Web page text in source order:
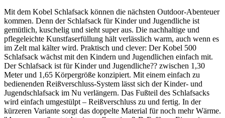
Mit dem Kobel Schlafsack können die nächsten Outdoor-Abenteuer
kommen. Denn der Schlafsack für Kinder und Jugendliche ist
gemütlich, kuschelig und sieht super aus. Die nachhaltige und
pflegeleichte Kunstfaserfüllung hält verlässlich warm, auch wenn es
im Zelt mal kälter wird. Praktisch und clever: Der Kobel 500
Schlafsack wächst mit den Kindern und Jugendlichen einfach mit.
Der Schlafsack ist für Kinder und Jugendliche?? zwischen 1,30
Meter und 1,65 Körpergröße konzipiert. Mit einem einfach zu
bedienenden Reißverschluss-System lässt sich der Kinder- und
Jugendschlafsack im Nu verlängern. Das Fußteil des Schlafsacks
wird einfach umgestülpt – Reißverschluss zu und fertig. In der
kürzeren Variante sorgt das doppelte Material für noch mehr Wärme.